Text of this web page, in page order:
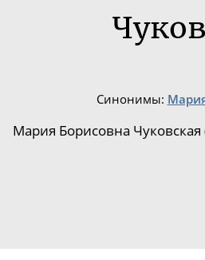
Синонимы:
Мария Борисовна